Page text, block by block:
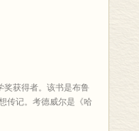
奖获得者。该书是布鲁
传记。考德威尔是《哈